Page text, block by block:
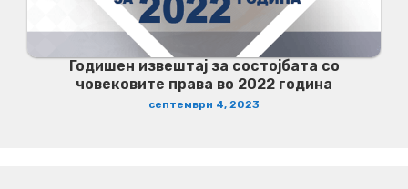
Годишен извештај за состојбата со
човековите права во 2022 година
септември 4, 2023